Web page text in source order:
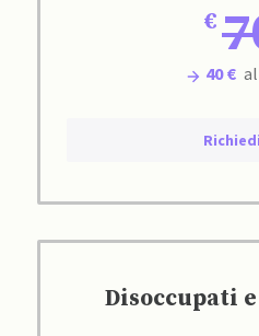
40 €
Richiedi
Disoccupati